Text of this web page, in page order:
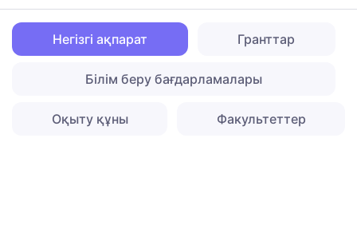
Негізгі ақпарат Гранттар
Білім беру бағдарламалары
Оқыту құны Факультеттер